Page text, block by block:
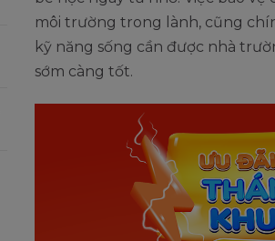
môi trường trong lành, cũng
kỹ năng sống cần được nhà
sớm càng tốt.